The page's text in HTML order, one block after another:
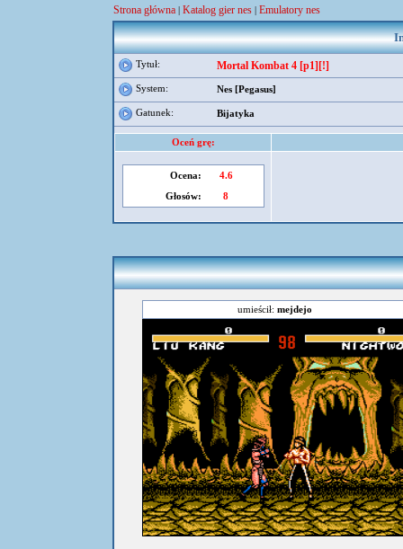
Strona główna | Katalog gier nes | Emulatory nes
Tytuł: Mortal Kombat 4 [p1][!]
System: Nes [Pegasus]
Gatunek: Bijatyka
Oceń grę:
Ocena:
4.6
Głosów:
8
umieścił: mejdejo